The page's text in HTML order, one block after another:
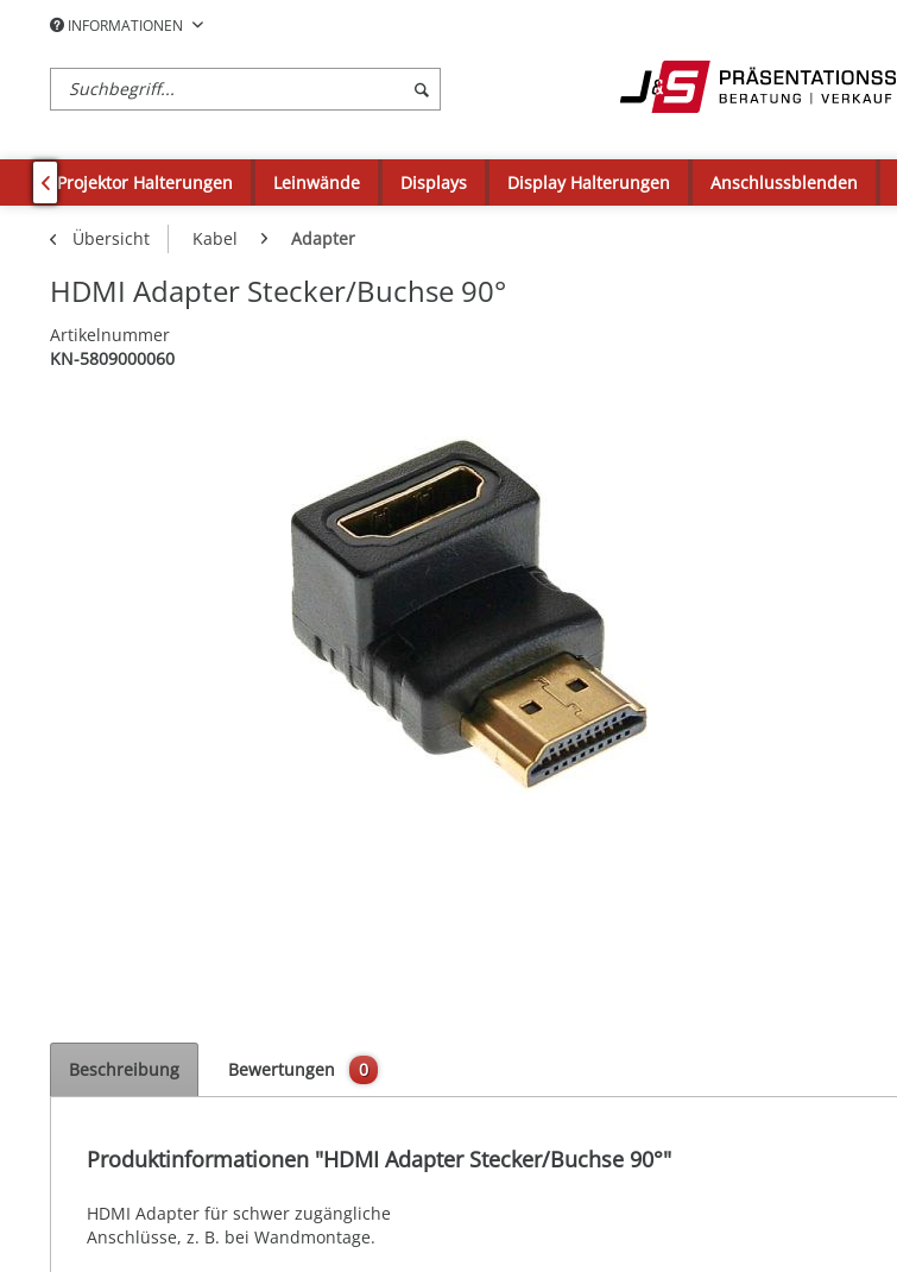
INFORMATIONEN
Projektor Halterungen Leinwände Displays Display Halterungen Anschlussblenden

Übersicht Kabel Adapter
HDMI Adapter Stecker/Buchse 90°
Artikelnummer
KN-5809000060
Beschreibung Bewertungen 0
Produktinformationen "HDMI Adapter Stecker/Buchse 90°"
HDMI Adapter für schwer zugängliche
Anschlüsse, z. B. bei Wandmontage.